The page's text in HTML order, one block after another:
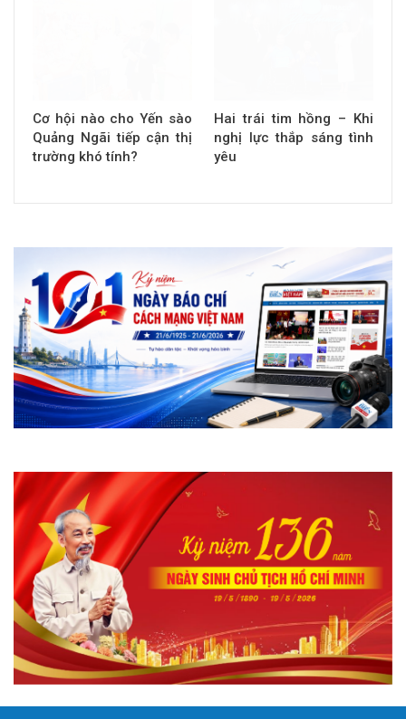
Cơ hội nào cho Yến sào
Quảng Ngãi tiếp cận thị
trường khó tính?
Hai trái tim hồng – Khi
nghị lực thắp sáng tình
yêu